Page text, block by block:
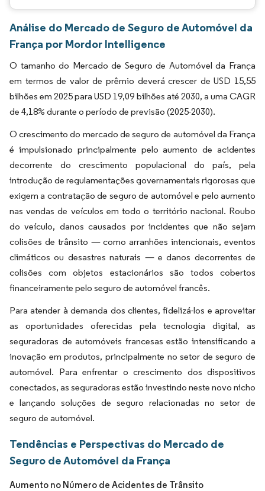
Análise do Mercado de Seguro de Automóvel da
França por Mordor Intelligence
O tamanho do Mercado de Seguro de Automóvel da França
em termos de valor de prêmio deverá crescer de USD 15,55
bilhões em 2025 para USD 19,09 bilhões até 2030, a uma CAGR
de 4,18% durante o período de previsão (2025-2030).
O crescimento do mercado de seguro de automóvel da França
é impulsionado principalmente pelo aumento de acidentes
decorrente do crescimento populacional do país, pela
introdução de regulamentações governamentais rigorosas que
exigem a contratação de seguro de automóvel e pelo aumento
nas vendas de veículos em todo o território nacional. Roubo
do veículo, danos causados por incidentes que não sejam
colisões de trânsito — como arranhões intencionais, eventos
climáticos ou desastres naturais — e danos decorrentes de
colisões com objetos estacionários são todos cobertos
financeiramente pelo seguro de automóvel francês.
Para atender à demanda dos clientes, fidelizá-los e aproveitar
as oportunidades oferecidas pela tecnologia digital, as
seguradoras de automóveis francesas estão intensificando a
inovação em produtos, principalmente no setor de seguro de
automóvel. Para enfrentar o crescimento dos dispositivos
conectados, as seguradoras estão investindo neste novo nicho
e lançando soluções de seguro relacionadas no setor de
seguro de automóvel.
Tendências e Perspectivas do Mercado de
Seguro de Automóvel da França
Aumento no Número de Acidentes de Trânsito